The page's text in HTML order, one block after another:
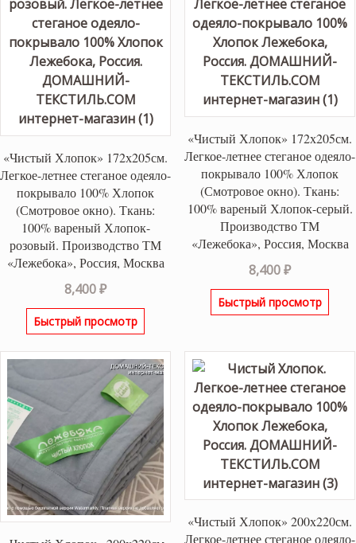
«Чистый Хлопок» 172х205см.
Легкое-летнее стеганое одеяло-
покрывало 100% Хлопок
(Смотровое окно). Ткань:
100% вареный Хлопок-
розовый. Производство ТМ
«Лежебока», Россия, Москва
8,400₽
Быстрый просмотр
«Чистый Хлопок» 172х205см.
Легкое-летнее стеганое одеяло-
покрывало 100% Хлопок
(Смотровое окно). Ткань:
100% вареный Хлопок-серый.
Производство ТМ
«Лежебока», Россия, Москва
8,400₽
Быстрый просмотр
«Чистый Хлопок» 200х220см.
Легкое-летнее стеганое одеяло-